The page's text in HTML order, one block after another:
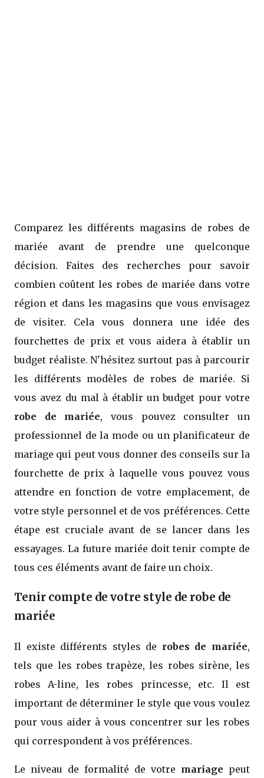
Comparez les différents magasins de robes de
mariée avant de prendre une quelconque
décision. Faites des recherches pour savoir
combien coûtent les robes de mariée dans votre
région et dans les magasins que vous envisagez
de visiter. Cela vous donnera une idée des
fourchettes de prix et vous aidera à établir un
budget réaliste. N'hésitez surtout pas à parcourir
les différents modèles de robes de mariée. Si
vous avez du mal à établir un budget pour votre
robe de mariée, vous pouvez consulter un
professionnel de la mode ou un planificateur de
mariage qui peut vous donner des conseils sur la
fourchette de prix à laquelle vous pouvez vous
attendre en fonction de votre emplacement, de
votre style personnel et de vos préférences. Cette
étape est cruciale avant de se lancer dans les
essayages. La future mariée doit tenir compte de
tous ces éléments avant de faire un choix.
Tenir compte de votre style de robe de
mariée
Il existe différents styles de robes de mariée,
tels que les robes trapèze, les robes sirène, les
robes A-line, les robes princesse, etc. Il est
important de déterminer le style que vous voulez
pour vous aider à vous concentrer sur les robes
qui correspondent à vos préférences.
Le niveau de formalité de votre mariage peut